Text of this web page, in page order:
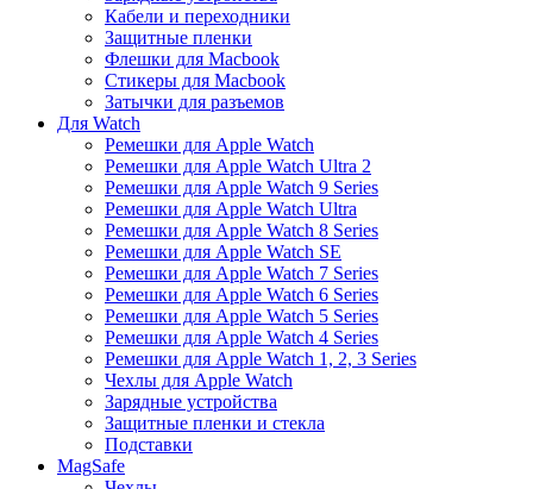
Кабели и переходники
Защитные пленки
Флешки для Macbook
Стикеры для Macbook
Затычки для разъемов
Для Watch
Ремешки для Apple Watch
Ремешки для Apple Watch Ultra 2
Ремешки для Apple Watch 9 Series
Ремешки для Apple Watch Ultra
Ремешки для Apple Watch 8 Series
Ремешки для Apple Watch SE
Ремешки для Apple Watch 7 Series
Ремешки для Apple Watch 6 Series
Ремешки для Apple Watch 5 Series
Ремешки для Apple Watch 4 Series
Ремешки для Apple Watch 1, 2, 3 Series
Чехлы для Apple Watch
Зарядные устройства
Защитные пленки и стекла
Подставки
MagSafe